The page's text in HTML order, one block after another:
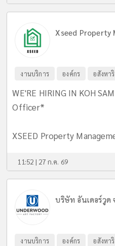
Xseed Property
งานบริการ องค์กร อสังหา
WE'RE HIRING IN KOH
Officer*
XSEED Property
11:52 | 27 ก.ค. 69
บริษัท อันเดอร์วูด
งานบริการ องค์กร อสังหา